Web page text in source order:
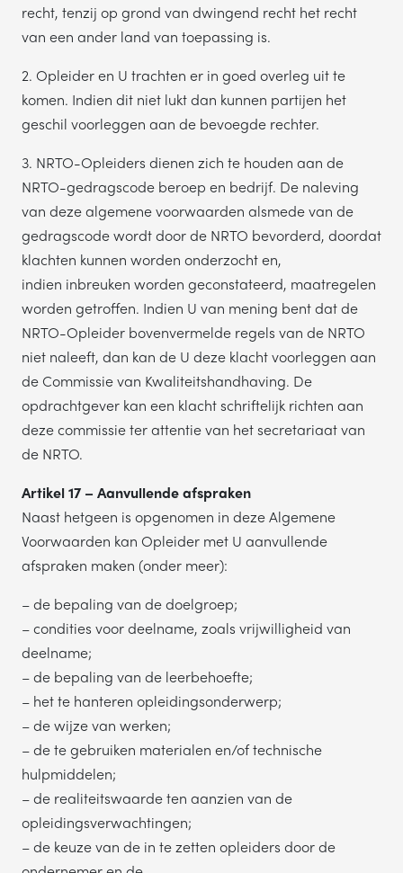
recht, tenzij op grond van dwingend recht het recht
van een ander land van toepassing is.
2. Opleider en U trachten er in goed overleg uit te
komen. Indien dit niet lukt dan kunnen partijen het
geschil voorleggen aan de bevoegde rechter.
3. NRTO-Opleiders dienen zich te houden aan de
NRTO-gedragscode beroep en bedrijf. De naleving
van deze algemene voorwaarden alsmede van de
gedragscode wordt door de NRTO bevorderd, doordat
klachten kunnen worden onderzocht en,
indien inbreuken worden geconstateerd, maatregelen
worden getroffen. Indien U van mening bent dat de
NRTO-Opleider bovenvermelde regels van de NRTO
niet naleeft, dan kan de U deze klacht voorleggen aan
de Commissie van Kwaliteitshandhaving. De
opdrachtgever kan een klacht schriftelijk richten aan
deze commissie ter attentie van het secretariaat van
de NRTO.
Artikel 17 – Aanvullende afspraken
Naast hetgeen is opgenomen in deze Algemene
Voorwaarden kan Opleider met U aanvullende
afspraken maken (onder meer):
– de bepaling van de doelgroep;
– condities voor deelname, zoals vrijwilligheid van
deelname;
– de bepaling van de leerbehoefte;
– het te hanteren opleidingsonderwerp;
– de wijze van werken;
– de te gebruiken materialen en/of technische
hulpmiddelen;
– de realiteitswaarde ten aanzien van de
opleidingsverwachtingen;
– de keuze van de in te zetten opleiders door de